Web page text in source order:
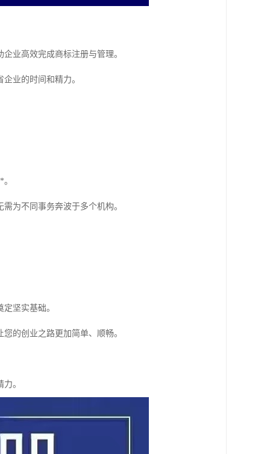
业高效完成商标注册与管理。
业的时间和精力。
为不同事务奔波于多个机构。
坚实基础。
的创业之路更加简单、顺畅。
。